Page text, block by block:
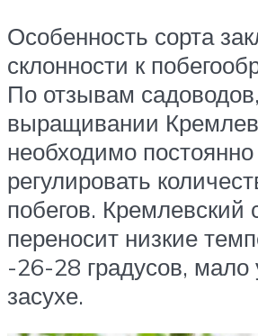
Особенность сорта
склонности к
По отзывам
выращивании
необходимо постоянно
регулировать
побегов. Кремлевский
переносит низкие
-26-28 градусов, мало
засухе.